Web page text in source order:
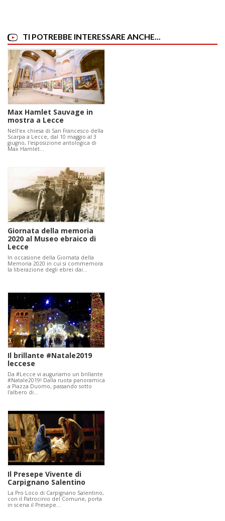
TI POTREBBE INTERESSARE ANCHE...
Max Hamlet Sauvage in
mostra a Lecce
Nell'ex chiesa di San Francesco della
Scarpa a Lecce, dal 10 maggio al 3
giugno, l'esposizione antologica di
Max Hamlet…
Giornata della memoria
2020 al Museo ebraico di
Lecce
In occasione della Giornata della
Memoria 2020 in cui si commemora
la liberazione degli ebrei dai…
Il brillante #Natale2019
leccese
Da #Lecce vi auguriamo un brillante
#Natale2019! Dalla ruota panoramica
a Piazza Duomo, passando sotto
l'albero di…
Il Presepe Vivente di
Carpignano Salentino
La Pro Loco di Carpignano Salentino,
con il Patrocinio del Comune, porta
in scena il Presepe…